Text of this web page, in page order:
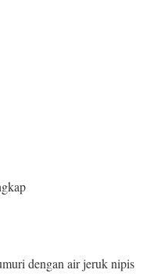
dengan air jeruk nipis